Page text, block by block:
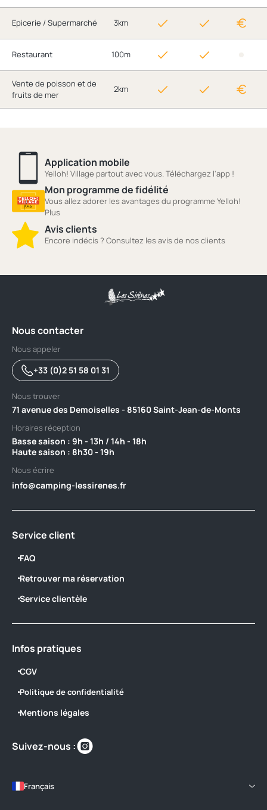
Epicerie / Supermarché 3km
Restaurant 100m
Vente de poisson et de
fruits de mer
2km
Application mobile
Yelloh! Village partout avec vous. Téléchargez l'app !
Mon programme de fidélité
Vous allez adorer les avantages du programme Yelloh!
Plus
Avis clients
Encore indécis ? Consultez les avis de nos clients
Nous contacter
Nous appeler
+33 (0)2 51 58 01 31
Nous trouver
71 avenue des Demoiselles - 85160 Saint-Jean-de-Monts
Horaires réception
Basse saison : 9h - 13h / 14h - 18h ‎ ‎ ‎ ‎ ‎ ‎ ‎ ‎ ‎ ‎ ‎ ‎ ‎ ‎ ‎ ‎ ‎ ‎ ‎ ‎ ‎ ‎ ‎ ‎ ‎ ‎ ‎ ‎ ‎ ‎ ‎ ‎ ‎ ‎ ‎ ‎ ‎ ‎ ‎ ‎ ‎ ‎ ‎ ‎ ‎ ‎ ‎ ‎ ‎ ‎ ‎
Haute saison : 8h30 - 19h
Nous écrire
info@camping-lessirenes.fr
Service client
FAQ
Retrouver ma réservation
Service clientèle
Infos pratiques
CGV
Politique de confidentialité
Mentions légales
Suivez-nous :
https://www.instagram.com/
Français